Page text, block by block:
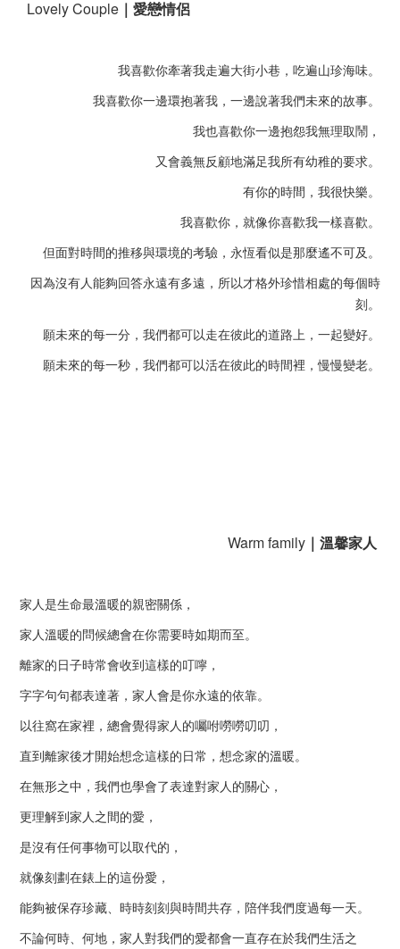
Lovely Couple ｜愛戀情侶
我喜歡你牽著我⾛遍⼤街⼩巷，吃遍山珍海味。
我喜歡你⼀邊環抱著我，⼀邊說著我們未來的故事。
我也喜歡你⼀邊抱怨我無理取鬧，
又會義無反顧地滿⾜我所有幼稚的要求。
有你的時間，我很快樂。
我喜歡你，就像你喜歡我⼀樣喜歡。
但⾯對時間的推移與環境的考驗，永恆看似是那麼遙不可及。
因為沒有⼈能夠回答永遠有多遠，所以才格外珍惜相處的每個時
刻。
願未來的每⼀分，我們都可以⾛在彼此的道路上，⼀起變好。
願未來的每⼀秒，我們都可以活在彼此的時間裡，慢慢變⽼。
Warm family ｜溫馨家人
家人是生命最溫暖的親密關係，
家人溫暖的問候總會在你需要時如期而至。
離家的日子時常會收到這樣的叮嚀，
字字句句都表達著，家人會是你永遠的依靠。
以往窩在家裡，總會覺得家人的囑咐嘮嘮叨叨，
直到離家後才開始想念這樣的日常，想念家的溫暖。
在無形之中，我們也學會了表達對家人的關心，
更理解到家人之間的愛，
是沒有任何事物可以取代的，
就像刻劃在錶上的這份愛，
能夠被保存珍藏、時時刻刻與時間共存，陪伴我們度過每一天。
不論何時、何地，家人對我們的愛都會一直存在於我們生活之